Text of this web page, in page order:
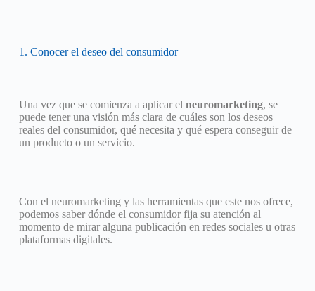
1. Conocer el deseo del consumidor
Una vez que se comienza a aplicar el neuromarketing, se
puede tener una visión más clara de cuáles son los deseos
reales del consumidor, qué necesita y qué espera conseguir de
un producto o un servicio.
Con el neuromarketing y las herramientas que este nos ofrece,
podemos saber dónde el consumidor fija su atención al
momento de mirar alguna publicación en redes sociales u otras
plataformas digitales.